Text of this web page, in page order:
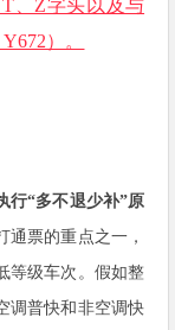
、Z字头以及与
）。
行“多不退少补”原
通票的重点之一，
等级车次。假如整
调普快和非空调快